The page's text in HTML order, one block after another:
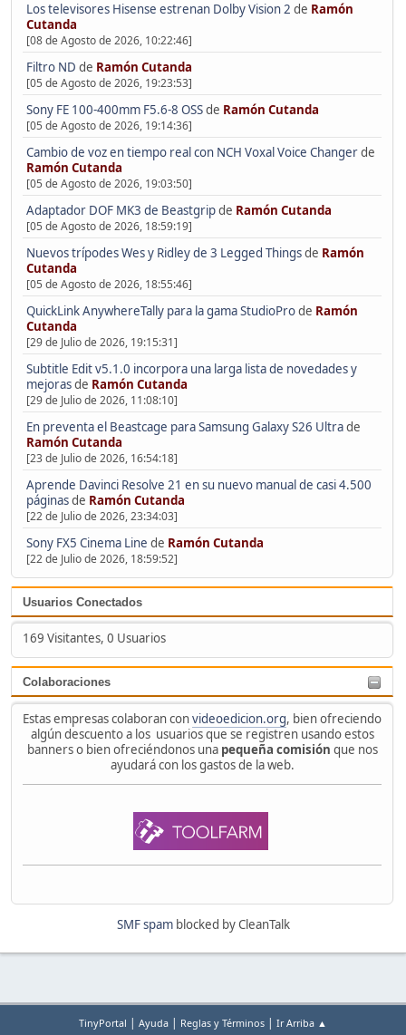
Los televisores Hisense estrenan Dolby Vision 2 de Ramón
Cutanda
[08 de Agosto de 2026, 10:22:46]
Filtro ND de Ramón Cutanda
[05 de Agosto de 2026, 19:23:53]
Sony FE 100-400mm F5.6-8 OSSde Ramón Cutanda
[05 de Agosto de 2026, 19:14:36]
Cambio de voz en tiempo real con NCH Voxal Voice Changerde
Ramón Cutanda
[05 de Agosto de 2026, 19:03:50]
Adaptador DOF MK3 de Beastgripde Ramón Cutanda
[05 de Agosto de 2026, 18:59:19]
Nuevos trípodes Wes y Ridley de 3 Legged Thingsde Ramón
Cutanda
[05 de Agosto de 2026, 18:55:46]
QuickLink AnywhereTally para la gama StudioProde Ramón
Cutanda
[29 de Julio de 2026, 19:15:31]
Subtitle Edit v5.1.0 incorpora una larga lista de novedades y
mejorasde Ramón Cutanda
[29 de Julio de 2026, 11:08:10]
En preventa el Beastcage para Samsung Galaxy S26 Ultrade
Ramón Cutanda
[23 de Julio de 2026, 16:54:18]
Aprende Davinci Resolve 21 en su nuevo manual de casi 4.500
páginasde Ramón Cutanda
[22 de Julio de 2026, 23:34:03]
Sony FX5 Cinema Line de Ramón Cutanda
[22 de Julio de 2026, 18:59:52]
Usuarios Conectados
169 Visitantes, 0 Usuarios
Colaboraciones
Estas empresas colaboran convideoedicion.org, bien ofreciendo
algún descuento a los usuarios que se registren usando estos
banners o bien ofreciéndonos una pequeña comisión que nos
ayudará con los gastos de la web.
SMF spamblocked by CleanTalk
TinyPortal | Ayuda | Reglas y Términos | Ir Arriba ▲